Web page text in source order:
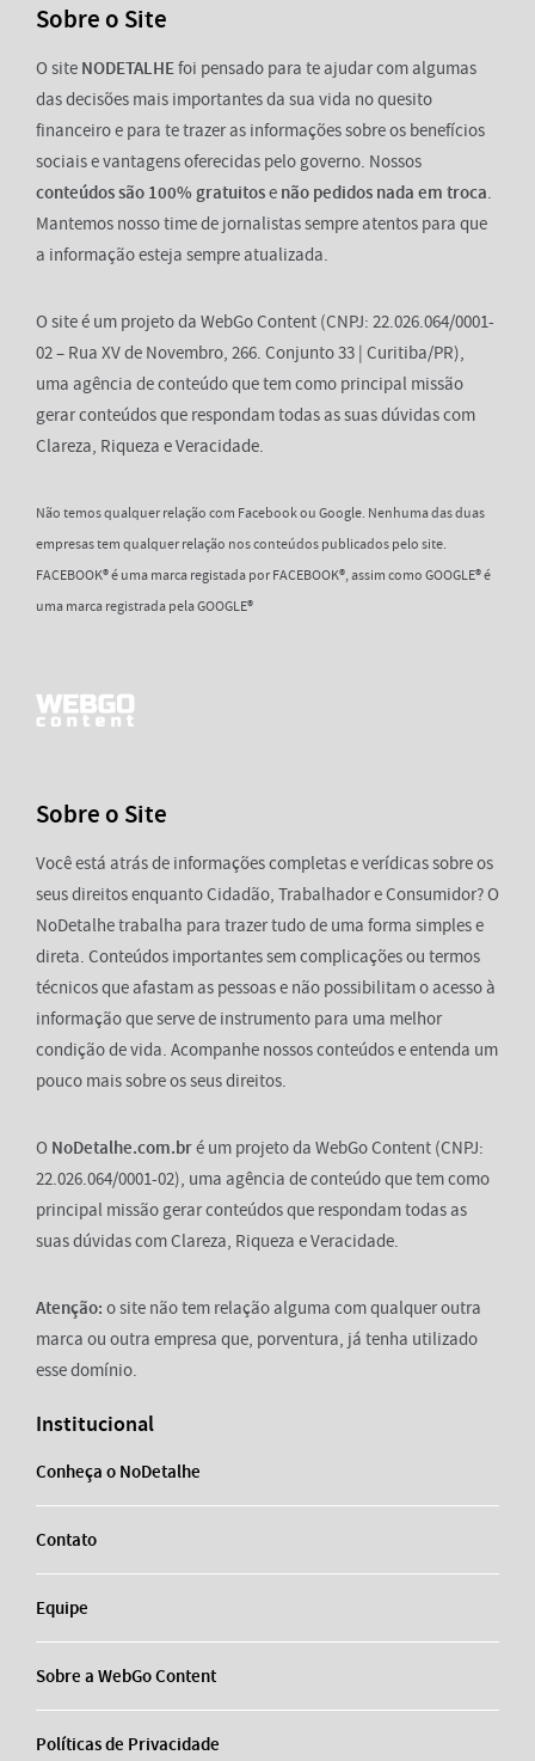
Sobre o Site
O site NODETALHEfoi pensado para te ajudar com algumas
das decisões mais importantes da sua vida no quesito
financeiro e para te trazer as informações sobre os benefícios
sociais e vantagens oferecidas pelo governo. Nossos
conteúdos são 100% gratuitose não pedidos nada em troca.
Mantemos nosso time de jornalistas sempre atentos para que
a informação esteja sempre atualizada.
O site é um projeto da WebGo Content (CNPJ: 22.026.064/0001-
02 – Rua XV de Novembro, 266. Conjunto 33 | Curitiba/PR),
uma agência de conteúdo que tem como principal missão
gerar conteúdos que respondam todas as suas dúvidas com
Clareza, Riqueza e Veracidade.
Não temos qualquer relação com Facebook ou Google. Nenhuma das duas
empresas tem qualquer relação nos conteúdos publicados pelo site.
FACEBOOK® é uma marca registada por FACEBOOK®, assim como GOOGLE® é
uma marca registrada pela GOOGLE®
Sobre o Site
Você está atrás de informações completas e verídicas sobre os
seus direitos enquanto Cidadão, Trabalhador e Consumidor? O
NoDetalhe trabalha para trazer tudo de uma forma simples e
direta. Conteúdos importantes sem complicações ou termos
técnicos que afastam as pessoas e não possibilitam o acesso à
informação que serve de instrumento para uma melhor
condição de vida. Acompanhe nossos conteúdos e entenda um
pouco mais sobre os seus direitos.
O NoDetalhe.com.bré um projeto da WebGo Content (CNPJ:
22.026.064/0001-02), uma agência de conteúdo que tem como
principal missão gerar conteúdos que respondam todas as
suas dúvidas com Clareza, Riqueza e Veracidade.
Atenção: o site não tem relação alguma com qualquer outra
marca ou outra empresa que, porventura, já tenha utilizado
esse domínio.
Institucional
Conheça o NoDetalhe
Contato
Equipe
Sobre a WebGo Content
Políticas de Privacidade